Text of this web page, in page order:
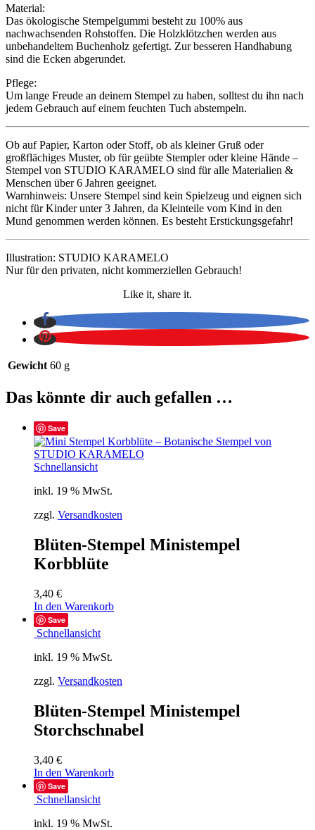
Material:
Das ökologische Stempelgummi besteht zu 100% aus
nachwachsenden Rohstoffen. Die Holzklötzchen werden aus
unbehandeltem Buchenholz gefertigt. Zur besseren Handhabung
sind die Ecken abgerundet.
Pflege:
Um lange Freude an deinem Stempel zu haben, solltest du ihn nach
jedem Gebrauch auf einem feuchten Tuch abstempeln.
Ob auf Papier, Karton oder Stoff, ob als kleiner Gruß oder
großflächiges Muster, ob für geübte Stempler oder kleine Hände –
Stempel von STUDIO KARAMELO sind für alle Materialien &
Menschen über 6 Jahren geeignet.
Warnhinweis: Unsere Stempel sind kein Spielzeug und eignen sich
nicht für Kinder unter 3 Jahren, da Kleinteile vom Kind in den
Mund genommen werden können. Es besteht Erstickungsgefahr!
Illustration: STUDIO KARAMELO
Nur für den privaten, nicht kommerziellen Gebrauch!
Like it, share it.
Gewicht 60 g
Das könnte dir auch gefallen …
Save
Schnellansicht
inkl. 19 % MwSt.
zzgl. Versandkosten
Blüten-Stempel Ministempel
Korbblüte
3,40 €
In den Warenkorb
Save
Schnellansicht
inkl. 19 % MwSt.
zzgl. Versandkosten
Blüten-Stempel Ministempel
Storchschnabel
3,40 €
In den Warenkorb
Save
Schnellansicht
inkl. 19 % MwSt.